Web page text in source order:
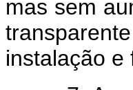
mas sem
instalação e